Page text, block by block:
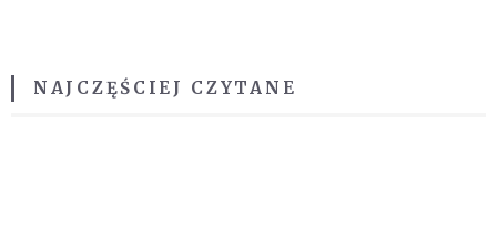
NAJCZĘŚCIEJ CZYTANE